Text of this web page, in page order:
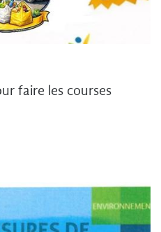
faire les courses